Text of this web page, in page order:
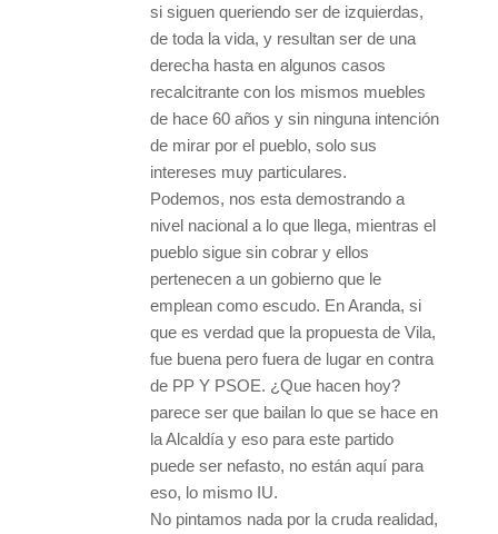
si siguen queriendo ser de izquierdas,
de toda la vida, y resultan ser de una
derecha hasta en algunos casos
recalcitrante con los mismos muebles
de hace 60 años y sin ninguna intención
de mirar por el pueblo, solo sus
intereses muy particulares.
Podemos, nos esta demostrando a
nivel nacional a lo que llega, mientras el
pueblo sigue sin cobrar y ellos
pertenecen a un gobierno que le
emplean como escudo. En Aranda, si
que es verdad que la propuesta de Vila,
fue buena pero fuera de lugar en contra
de PP Y PSOE. ¿Que hacen hoy?
parece ser que bailan lo que se hace en
la Alcaldía y eso para este partido
puede ser nefasto, no están aquí para
eso, lo mismo IU.
No pintamos nada por la cruda realidad,